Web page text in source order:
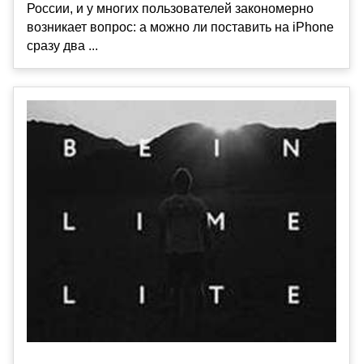
России, и у многих пользователей закономерно
возникает вопрос: а можно ли поставить на iPhone
сразу два ...